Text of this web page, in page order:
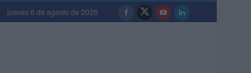
jueves 6 de agosto de 2026